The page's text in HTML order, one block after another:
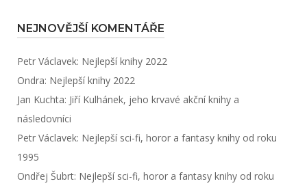
NEJNOVĚJŠÍ KOMENTÁŘE
Petr Václavek: Nejlepší knihy 2022
Ondra: Nejlepší knihy 2022
Jan Kuchta: Jiří Kulhánek, jeho krvavé akční knihy a
následovníci
Petr Václavek: Nejlepší sci-fi, horor a fantasy knihy od roku
1995
Ondřej Šubrt: Nejlepší sci-fi, horor a fantasy knihy od roku